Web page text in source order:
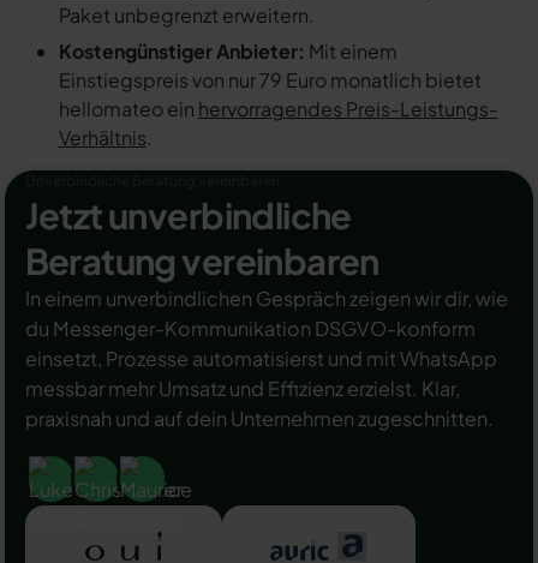
Paket unbegrenzt erweitern.
Kostengünstiger Anbieter: Mit einem
Einstiegspreis von nur 79 Euro monatlich bietet
hellomateo ein hervorragendes Preis-Leistungs-
Verhältnis.
Jetzt unverbindliche
Beratung vereinbaren
In einem unverbindlichen Gespräch zeigen wir dir, wie
du Messenger-Kommunikation DSGVO-konform
einsetzt, Prozesse automatisierst und mit WhatsApp
messbar mehr Umsatz und Effizienz erzielst. Klar,
praxisnah und auf dein Unternehmen zugeschnitten.